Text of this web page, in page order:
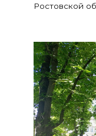
Ростовской